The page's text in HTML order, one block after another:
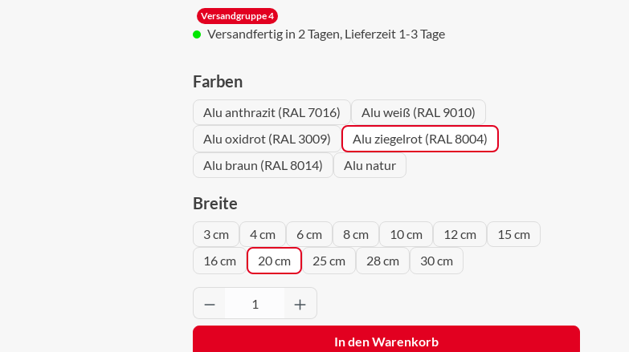
Versandgruppe 4
Versandfertig in 2 Tagen, Lieferzeit 1-3 Tage
Farbenauswählen
Alu anthrazit (RAL 7016)
Alu weiß (RAL 9010)
Alu oxidrot (RAL 3009)
Alu ziegelrot (RAL 8004)
Alu braun (RAL 8014)
Alu natur
Breiteauswählen
3 cm 4 cm 6 cm 8 cm 10 cm 12 cm
15 cm
16 cm
20 cm 25 cm 28 cm 30 cm
Produkt Anzahl: Gib den gewünschten Wert ein
In den Warenkorb